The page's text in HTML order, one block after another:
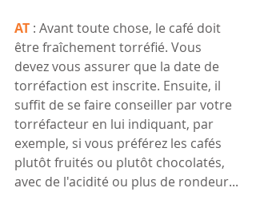
AT : Avant toute chose, le café doit
être fraîchement torréfié. Vous
devez vous assurer que la date de
torréfaction est inscrite. Ensuite, il
suffit de se faire conseiller par votre
torréfacteur en lui indiquant, par
exemple, si vous préférez les cafés
plutôt fruités ou plutôt chocolatés,
avec de l'acidité ou plus de rondeur...